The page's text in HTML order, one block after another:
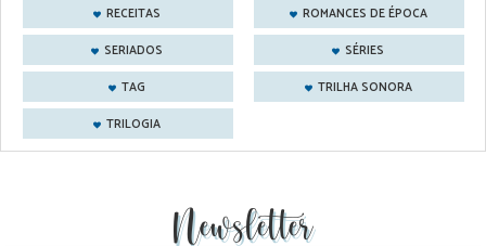
RECEITAS
ROMANCES DE ÉPOCA
SERIADOS
SÉRIES
TAG
TRILHA SONORA
TRILOGIA
Newsletter